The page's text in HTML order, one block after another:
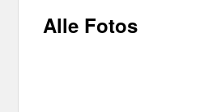
Alle Fotos